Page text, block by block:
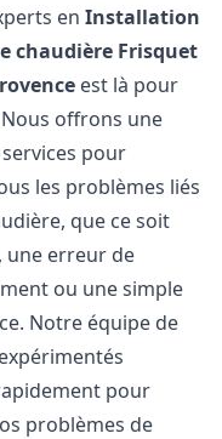
enInstallation
chaudière Frisquet
est là pour
offrons une
pour
les problèmes liés
que ce soit
une erreur de
ou une simple
Notre équipe de
pour
problèmes de